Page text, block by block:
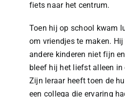
fiets naar het centrum.
Toen hij op school kwam
om vriendjes te maken.
andere kinderen niet fijn
bleef hij het liefst alleen in
Zijn leraar heeft toen de
een collega die ervaring